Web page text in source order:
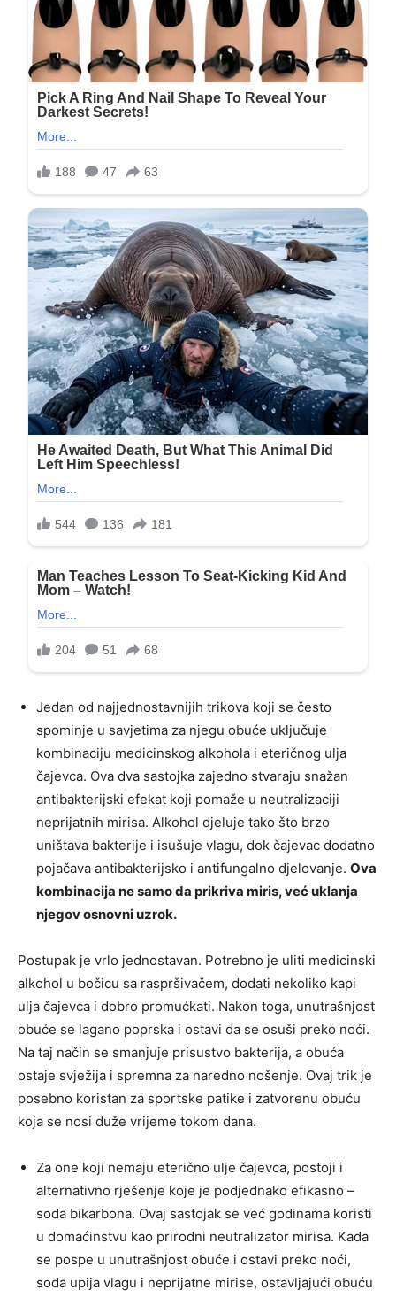
Jedan od najjednostavnijih trikova koji se često
spominje u savjetima za njegu obuće uključuje
kombinaciju medicinskog alkohola i eteričnog ulja
čajevca. Ova dva sastojka zajedno stvaraju snažan
antibakterijski efekat koji pomaže u neutralizaciji
neprijatnih mirisa. Alkohol djeluje tako što brzo
uništava bakterije i isušuje vlagu, dok čajevac dodatno
pojačava antibakterijsko i antifungalno djelovanje. Ova
kombinacija ne samo da prikriva miris, već uklanja
njegov osnovni uzrok.
Postupak je vrlo jednostavan. Potrebno je uliti medicinski
alkohol u bočicu sa raspršivačem, dodati nekoliko kapi
ulja čajevca i dobro promućkati. Nakon toga, unutrašnjost
obuće se lagano poprska i ostavi da se osuši preko noći.
Na taj način se smanjuje prisustvo bakterija, a obuća
ostaje svježija i spremna za naredno nošenje. Ovaj trik je
posebno koristan za sportske patike i zatvorenu obuću
koja se nosi duže vrijeme tokom dana.
Za one koji nemaju eterično ulje čajevca, postoji i
alternativno rješenje koje je podjednako efikasno –
soda bikarbona. Ovaj sastojak se već godinama koristi
u domaćinstvu kao prirodni neutralizator mirisa. Kada
se pospe u unutrašnjost obuće i ostavi preko noći,
soda upija vlagu i neprijatne mirise, ostavljajući obuću